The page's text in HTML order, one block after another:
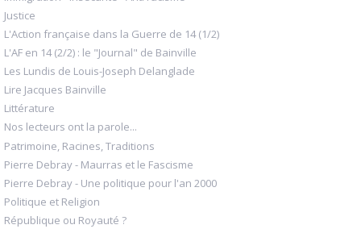
Justice
L'Action française dans la Guerre de 14 (1/2)
L'AF en 14 (2/2) : le "Journal" de Bainville
Les Lundis de Louis-Joseph Delanglade
Lire Jacques Bainville
Littérature
Nos lecteurs ont la parole...
Patrimoine, Racines, Traditions
Pierre Debray - Maurras et le Fascisme
Pierre Debray - Une politique pour l'an 2000
Politique et Religion
République ou Royauté ?